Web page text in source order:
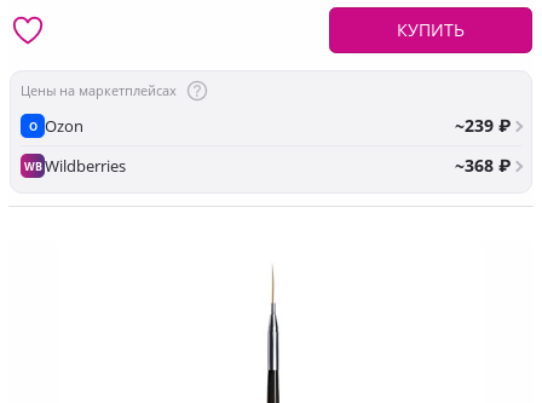
КУПИТЬ
Цены на маркетплейсах
O Ozon ~239 ₽
WBWildberries ~368 ₽